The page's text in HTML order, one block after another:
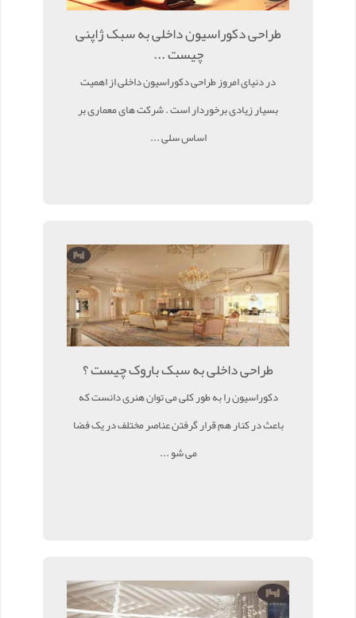
طراحی دکوراسیون داخلی به سبک ژاپنی
چیست ...
در دنیای امروز طراحی دکوراسیون داخلی از اهمیت
بسیار زیادی برخوردار است . شرکت های معماری بر
اساس سلی ...
طراحی داخلی به سبک باروک چیست ؟
دکوراسیون را به طور کلی می توان هنری دانست که
باعث در کنار هم قرار گرفتن عناصر مختلف در یک فضا
می شو ...